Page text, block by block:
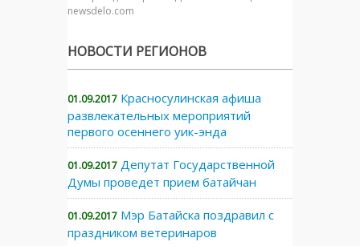
newsdelo.com
НОВОСТИ РЕГИОНОВ
01.09.2017 Красносулинская афиша
развлекательных мероприятий
первого осеннего уик-энда
01.09.2017 Депутат Государственной
Думы проведет прием батайчан
01.09.2017 Мэр Батайска поздравил с
праздником ветеринаров